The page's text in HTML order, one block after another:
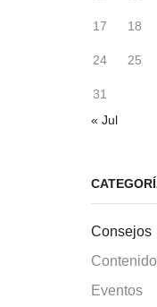
17 18
24 25
31
« Jul
Consejos
Eventos